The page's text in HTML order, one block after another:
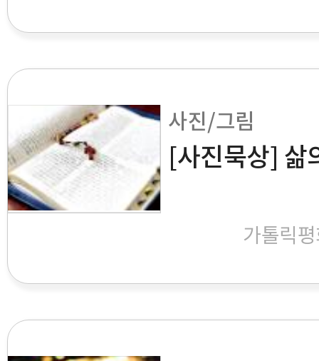
사진/그림
[사진묵상] 삶
가톨릭